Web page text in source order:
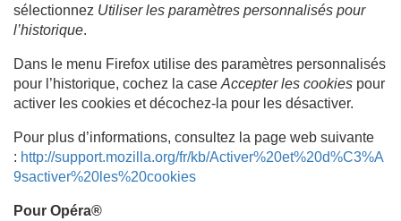
sélectionnez Utiliser les paramètres personnalisés pour
l’historique.
Dans le menu Firefox utilise des paramètres personnalisés
pour l’historique, cochez la case Accepter les cookies pour
activer les cookies et décochez-la pour les désactiver.
Pour plus d’informations, consultez la page web suivante
: http://support.mozilla.org/fr/kb/Activer%20et%20d%C3%A
9sactiver%20les%20cookies
Pour Opéra®